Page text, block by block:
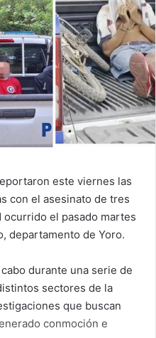
este viernes las
con el asesinato de tres
ocurrido el pasado martes
departamento de Yoro.
durante una serie de
sectores de la
que buscan
conmoción e